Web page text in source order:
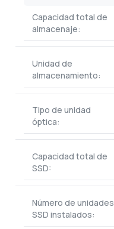
Capacidad total de
almacenaje:
Unidad de
almacenamiento:
Tipo de unidad
óptica:
Capacidad total de
SSD:
Número de unidades
SSD instalados: